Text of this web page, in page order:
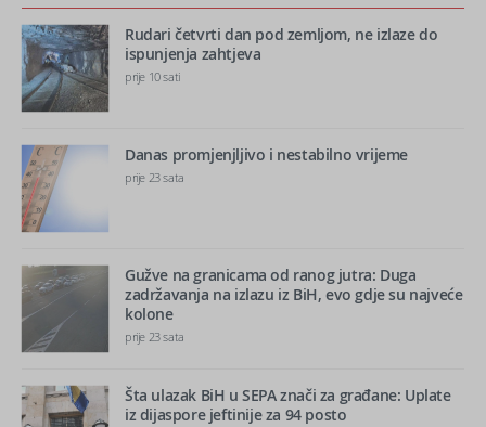
Rudari četvrti dan pod zemljom, ne izlaze do
ispunjenja zahtjeva
prije 10 sati
Danas promjenjljivo i nestabilno vrijeme
prije 23 sata
Gužve na granicama od ranog jutra: Duga
zadržavanja na izlazu iz BiH, evo gdje su najveće
kolone
prije 23 sata
Šta ulazak BiH u SEPA znači za građane: Uplate
iz dijaspore jeftinije za 94 posto